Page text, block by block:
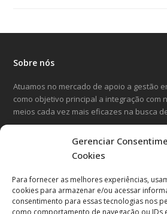
Gerenciar
Cookies
Para fornecer as melhores experiências,
cookies para armazenar e/ou acessar
consentimento para essas tecnologias nos
como comportamento de navegação ou IDs
Sobre nós
Atuamos no mercado de apoio a gestão
como objetivo principal a integração com
meios cada vez mais eficazes na busca
FacebookInstagram
Entre em contato
Avenida Cândido Hartmann, 570